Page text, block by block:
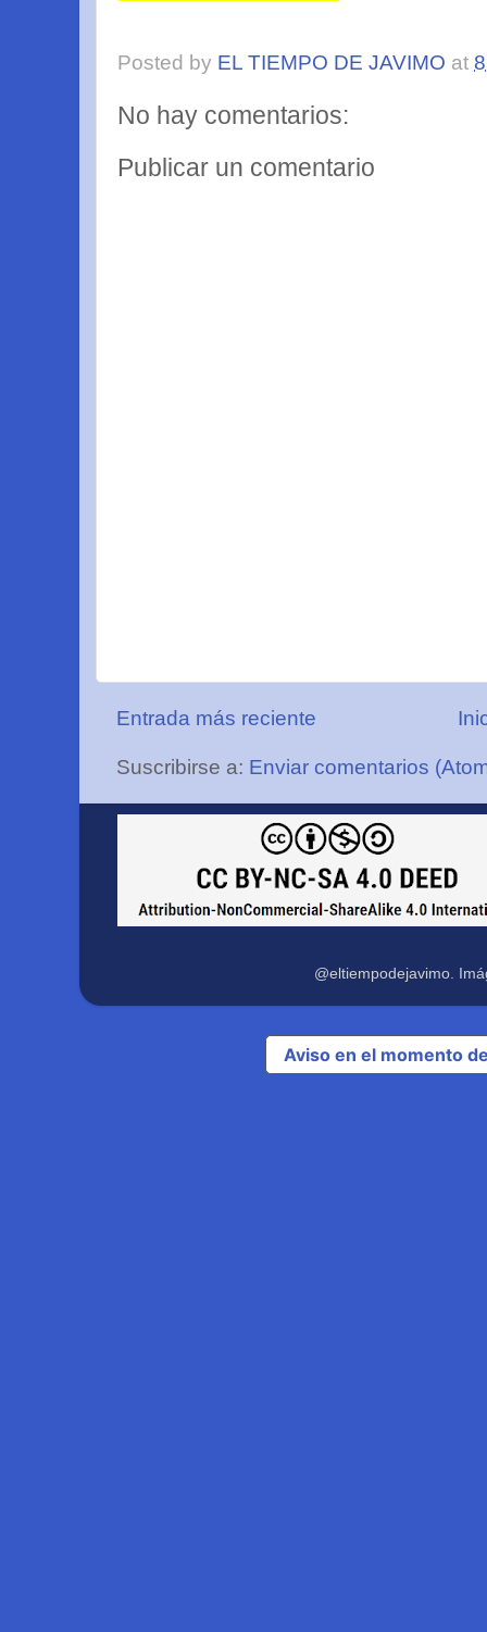
Posted by EL TIEMPO DE JAVIMO at
No hay comentarios:
Publicar un comentario
Entrada más reciente
Suscribirse a: Enviar comentarios
@eltiempodejavimo.
Aviso en el momento